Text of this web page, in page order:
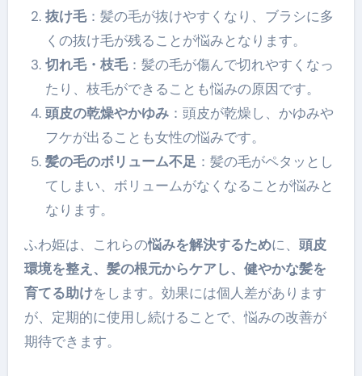
抜け毛：髪の毛が抜けやすくなり、ブラシに多
くの抜け毛が残ることが悩みとなります。
切れ毛・枝毛：髪の毛が傷んで切れやすくなっ
たり、枝毛ができることも悩みの原因です。
頭皮の乾燥やかゆみ：頭皮が乾燥し、かゆみや
フケが出ることも女性の悩みです。
髪の毛のボリューム不足 ：髪の毛がペタッとし
てしまい、ボリュームがなくなることが悩みと
なります。
ふわ姫は、これらの悩みを解決するために、 頭皮
環境を整え、髪の根元からケアし、健やかな髪を
育てる助けをします。効果には個人差があります
が、定期的に使用し続けることで、悩みの改善が
期待できます。